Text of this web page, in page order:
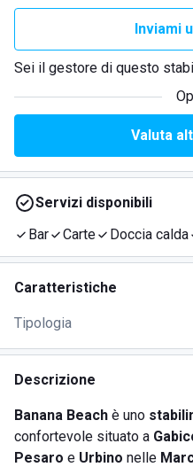
Inviami
Sei il gestore di questo
Valuta
Servizi disponibili
Bar
Carte Doccia calda
Caratteristiche
Tipologia
Descrizione
Banana Beach è uno
confortevole situato a
Pesaro e Urbino nelle